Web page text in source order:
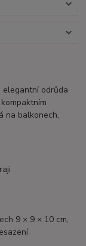
odrůda
na balkonech,
9 × 9 × 10 cm,